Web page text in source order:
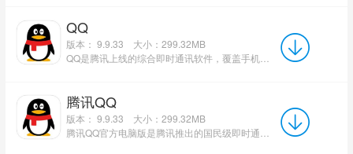
QQ
版本： 9.9.33
大小：299.32MB
QQ是腾讯上线的综合即时通讯软件，覆盖手机、电脑、平板全终端，是国内老牌社交工具。以聊天沟通为核心，融合...
腾讯QQ
版本： 9.9.33
大小：299.32MB